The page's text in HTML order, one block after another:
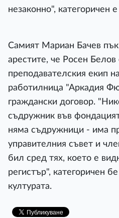
незаконно", категоричен е
Самият Мариан Бачев
арестите, че Росен Белов
преподавателския екип
работилница "Аркадия
граждански договор.
съдружник във
няма съдружници - има
управителния съвет и
бил сред тях, което е
регистър", категоричен
културата.